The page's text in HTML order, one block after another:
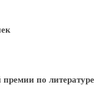
по литературе